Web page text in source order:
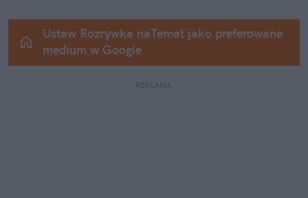
Ustaw Rozrywka naTemat jako preferowane
medium w Google
REKLAMA